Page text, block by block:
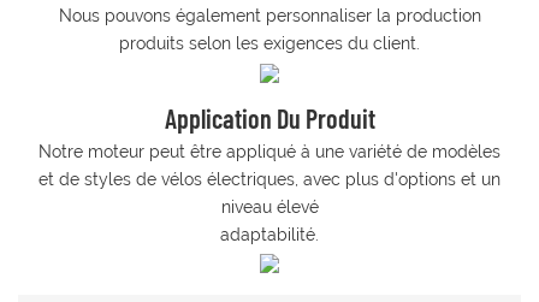
Nous pouvons également personnaliser la production
produits selon les exigences du client.
Application Du Produit
Notre moteur peut être appliqué à une variété de modèles
et de styles de vélos électriques, avec plus d'options et un
niveau élevé
adaptabilité.